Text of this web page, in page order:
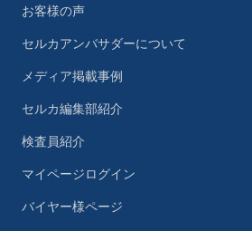
お客様の声
セルカアンバサダーについて
メディア掲載事例
セルカ編集部紹介
検査員紹介
マイページログイン
バイヤー様ページ